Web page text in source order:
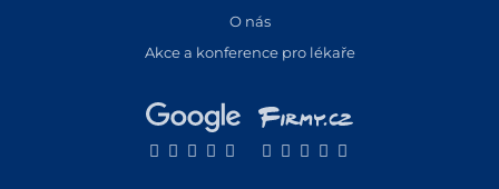
O nás
Akce a konference pro lékaře